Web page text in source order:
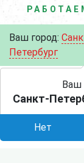
Ваш город:
Петербург
Ваш
Санкт-
Нет